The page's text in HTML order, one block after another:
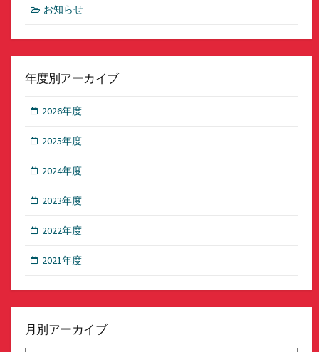
お知らせ
年度別アーカイブ
2026年度
2025年度
2024年度
2023年度
2022年度
2021年度
月別アーカイブ